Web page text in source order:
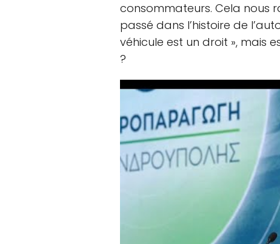
consommateurs. Cela nous
passé dans l’histoire de
véhicule est un droit », mais
?